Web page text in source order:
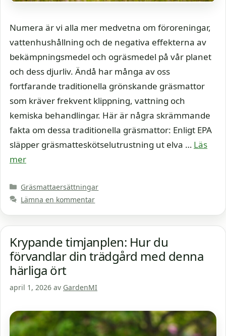
Numera är vi alla mer medvetna om föroreningar,
vattenhushållning och de negativa effekterna av
bekämpningsmedel och ogräsmedel på vår planet
och dess djurliv. Ändå har många av oss
fortfarande traditionella grönskande gräsmattor
som kräver frekvent klippning, vattning och
kemiska behandlingar. Här är några skrämmande
fakta om dessa traditionella gräsmattor: Enligt EPA
släpper gräsmatteskötselutrustning ut elva … Läs
mer
Kategorier
Gräsmattaersättningar
Lämna en kommentar
Krypande timjanplen: Hur du
förvandlar din trädgård med denna
härliga ört
april 1, 2026 av GardenMI